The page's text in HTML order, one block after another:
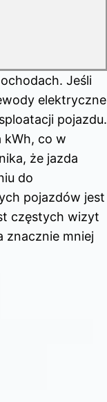
Jeśli
elektryczne
pojazdu.
kWh, co w
że jazda
do
pojazdów jest
częstych wizyt
znacznie mniej